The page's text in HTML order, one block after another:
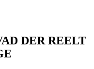
DER REELT